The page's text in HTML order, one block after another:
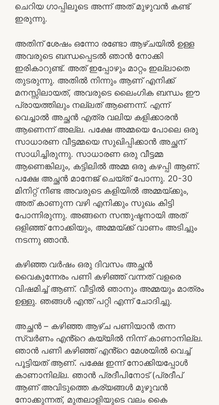
ചെറിയ ഗാപ്പിലൂടെ അന്ന് അത് മുഴുവൻ കണ്ട്
ഇരുന്നു.
അതിന് ശേഷം ഒന്നോ രണ്ടോ ആഴ്ചയിൽ ഉള്ള
അവരുടെ ബന്ധപ്പെടൽ ഞാൻ നോക്കി
ഇരികാറുണ്ട്. അത് ഇപ്പോഴും മാറ്റം ഇല്ലാതെ
തുടരുന്നു. അതിൽ നിന്നും ആണ് എനിക്ക്
മനസ്സിലായത്, അവരുടെ ലൈംഗിക ബന്ധം ഈ
പ്രായത്തിലും നല്ലത് ആണെന്ന്. എന്ന്
വെച്ചാൽ അച്ഛൻ എത്ര വലിയ കളിക്കാരൻ
ആണെന്ന് അല്ല. പക്ഷേ അമ്മയെ പോലെ ഒരു
സാധാരണ വീട്ടമ്മയെ സുഖിപ്പിക്കാൻ അച്ഛന്
സാധിച്ചിരുന്നു. സാധാരണ ഒരു വീട്ടമ്മ
ആണെങ്കിലും, കട്ടിലിൽ അമ്മ ഒരു കഴപ്പി ആണ്.
പക്ഷേ അച്ഛൻ മാനേജ് ചെയ്ത് പോന്നു. 20-30
മിനിറ്റ് നീണ്ട അവരുടെ കളിയിൽ അമ്മയ്ക്കും,
അത് കാണുന്ന വഴി എനിക്കും സുഖം കിട്ടി
പോന്നിരുന്നു. അങ്ങനെ സന്തുഷ്ടനായി അത്
ഒളിഞ്ഞ് നോക്കിയും, അമ്മയ്ക്ക് വാണം അടിച്ചും
നടന്നു ഞാൻ.
കഴിഞ്ഞ വർഷം ഒരു ദിവസം അച്ഛൻ
വൈകുന്നേരം പണി കഴിഞ്ഞ് വന്നത് വളരെ
വിഷമിച്ച് ആണ്. വീട്ടിൽ ഞാനും അമ്മയും മാത്രം
ഉള്ളു. ഞങ്ങൾ എന്ത് പറ്റി എന്ന് ചോദിച്ചു.
അച്ഛൻ – കഴിഞ്ഞ ആഴ്ച പണിയാൻ തന്ന
സ്വർണം എൻ്റെ കയ്യിൽ നിന്ന് കാണാനില്ല.
ഞാൻ പണി കഴിഞ്ഞ് എൻ്റെ മേശയിൽ വെച്ച്
പൂട്ടിയത് ആണ്. പക്ഷേ ഇന്ന് നോക്കിയപ്പോൾ
കാണാനില്ല. ഞാൻ പ്രദീപിനോട് (പ്രദീപ്
ആണ് അവിടുത്തെ കര്യങ്ങൾ മുഴുവൻ
നോക്കുന്നത്, മുതലാളിയുടെ വലം കൈ